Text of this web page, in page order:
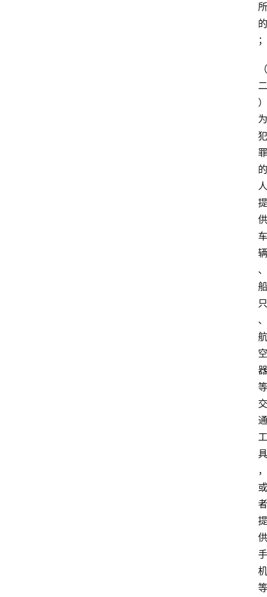
所
的
；
（
二
）
为
犯
罪
的
人
提
供
车
辆
、
船
只
、
航
空
器
等
交
通
工
具
，
或
者
提
供
手
机
等